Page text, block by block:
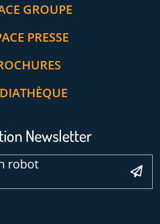
GROUPE
PRESSE
Newsletter
robot